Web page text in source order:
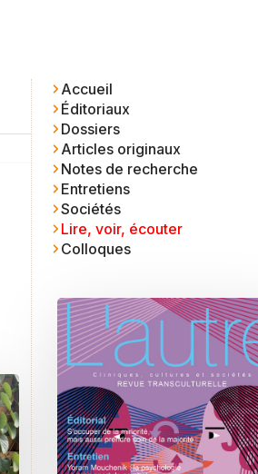
Accueil
Éditoriaux
Dossiers
Articles originaux
Notes de recherche
Entretiens
Sociétés
Lire, voir, écouter
Colloques